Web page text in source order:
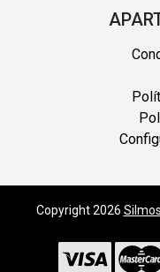
Copyright 2026